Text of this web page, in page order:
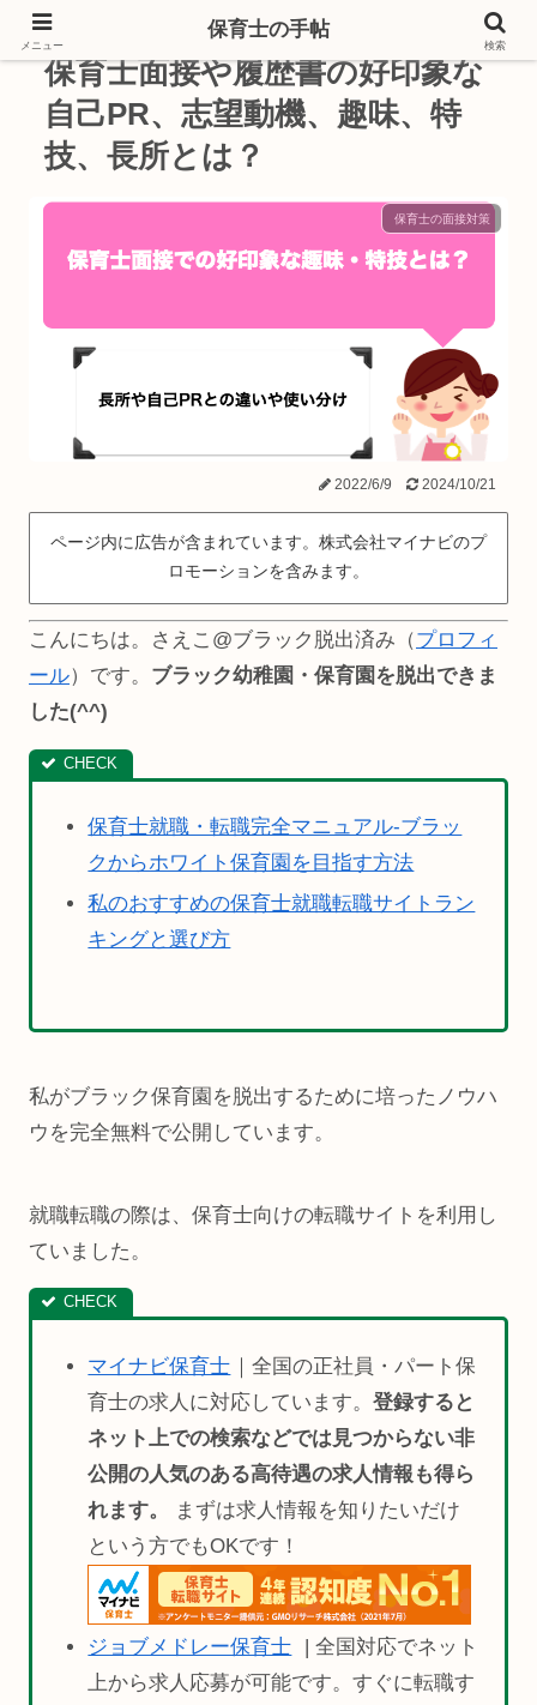
保育士面接や履歴書の好印象な
自己PR、志望動機、趣味、特
技、長所とは？
保育士の面接対策
2022/6/9 2024/10/21
ページ内に広告が含まれています。株式会社マイナビのプ
ロモーションを含みます。
こんにちは。さえこ@ブラック脱出済み（プロフィ
ール）です。 ブラック幼稚園・保育園を脱出できま
した(^^)
保育士就職・転職完全マニュアル-ブラッ
クからホワイト保育園を目指す方法
私のおすすめの保育士就職転職サイトラン
キングと選び方
私がブラック保育園を脱出するために培ったノウハ
ウを完全無料で公開しています。
就職転職の際は、保育士向けの転職サイトを利用し
ていました。
マイナビ保育士 ｜全国の正社員・パート保
育士の求人に対応しています。登録すると
ネット上での検索などでは見つからない非
公開の人気のある高待遇の求人情報も得ら
れます。
まずは求人情報を知りたいだけ
という方でもOKです！
ジョブメドレー保育士
| 全国対応でネット
上から求人応募が可能です。すぐに転職す
メニュー
保育士の手帖
検索